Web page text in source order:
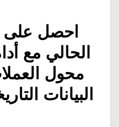
احصل على
محول
البيانات